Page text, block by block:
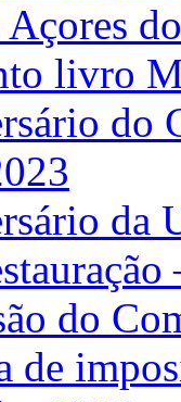
livro
do
da
do
de